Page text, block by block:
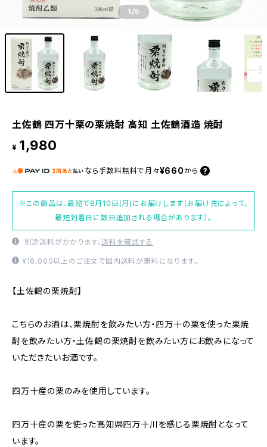
1/5
土佐鶴 四万十栗の栗焼酎 高知 土佐鶴酒造 焼酎
¥ 1,980
なら 手数料無料で 月々¥660 から
※この商品は、最短で8月10日(月)にお届けします（お届け先によって、
最短到着日に数日追加される場合があります）。
別途送料がかかります。送料を確認する
¥16,000以上のご注文で国内送料が無料になります。
【土佐鶴の栗焼酎】
こちらのお酒は、栗焼酎を飲みたい方・四万十の栗を使った栗焼
酎を飲みたい方・土佐鶴の栗焼酎を飲みたい方にお飲みになって
いただきたいお酒です。
四万十産の栗のみを使用しています。
四万十産の栗を使った高知県四万十川を感じる栗焼酎となって
います。